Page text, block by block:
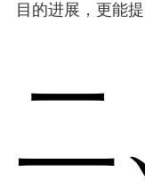
目的进展，更能
二